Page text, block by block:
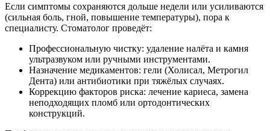
Если симптомы сохраняются дольше недели или усиливаются
(сильная боль, гной, повышение температуры), пора к
специалисту. Стоматолог проведёт:
Профессиональную чистку: удаление налёта и камня
ультразвуком или ручными инструментами.
Назначение медикаментов: гели (Холисал, Метрогил
Дента) или антибиотики при тяжёлых случаях.
Коррекцию факторов риска: лечение кариеса, замена
неподходящих пломб или ортодонтических
конструкций.